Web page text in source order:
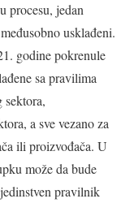
procesu, jedan
usklađeni.
godine pokrenule
sa pravilima
sektora,
a sve vezano za
ili proizvođača. U
može da bude
pravilnik